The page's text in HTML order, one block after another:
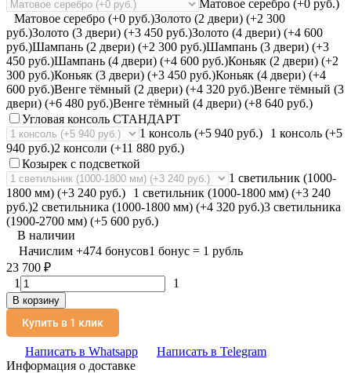
Матовое серебро (+0 руб.)
Матовое серебро (+0 руб.)Золото (2 двери) (+2 300
руб.)Золото (3 двери) (+3 450 руб.)Золото (4 двери) (+4 600
руб.)Шампань (2 двери) (+2 300 руб.)Шампань (3 двери) (+3
450 руб.)Шампань (4 двери) (+4 600 руб.)Коньяк (2 двери) (+2
300 руб.)Коньяк (3 двери) (+3 450 руб.)Коньяк (4 двери) (+4
600 руб.)Венге тёмный (2 двери) (+4 320 руб.)Венге тёмный (3
двери) (+6 480 руб.)Венге тёмный (4 двери) (+8 640 руб.)
Угловая консоль СТАНДАРТ
1 консоль (+5 940 руб.)
1 консоль (+5
940 руб.)2 консоли (+11 880 руб.)
Козырек с подсветкой
1 светильник (1000-
1800 мм) (+3 240 руб.)
1 светильник (1000-1800 мм) (+3 240
руб.)2 светильника (1000-1800 мм) (+4 320 руб.)3 светильника
(1900-2700 мм) (+5 600 руб.)
В наличии
Начислим +474 бонусов1 бонус = 1 рубль
23 700 ₽
1
1
В корзину
Купить в 1 клик
Написать в Whatsapp
Написать в Telegram
Информация о доставке